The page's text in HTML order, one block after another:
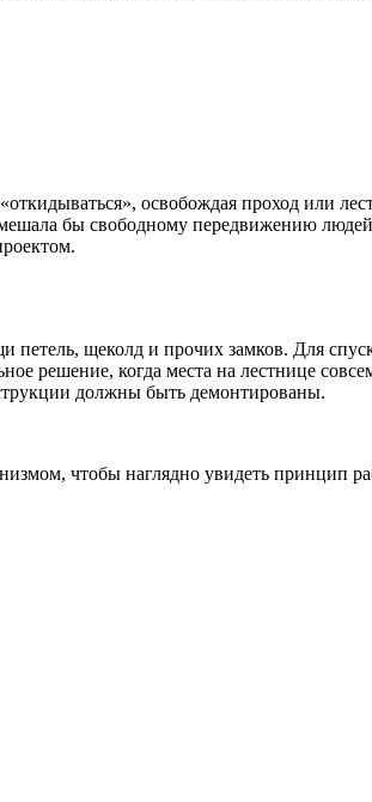
освобождая проход или
бы свободному передвижению
щеколд и прочих замков. Для
решение, когда места на лестнице
должны быть демонтированы.
чтобы наглядно увидеть принцип